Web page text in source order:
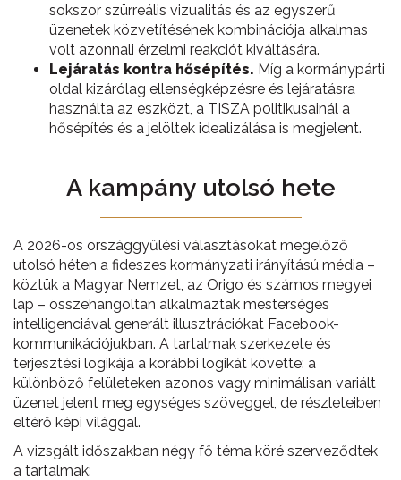
sokszor szürreális vizualitás és az egyszerű
üzenetek közvetítésének kombinációja alkalmas
volt azonnali érzelmi reakciót kiváltására.
Lejáratás kontra hősépítés. Míg a kormánypárti
oldal kizárólag ellenségképzésre és lejáratásra
használta az eszközt, a TISZA politikusainál a
hősépítés és a jelöltek idealizálása is megjelent.
A kampány utolsó hete
A 2026-os országgyűlési választásokat megelőző
utolsó héten a fideszes kormányzati irányítású média –
köztük a Magyar Nemzet, az Origo és számos megyei
lap – összehangoltan alkalmaztak mesterséges
intelligenciával generált illusztrációkat Facebook-
kommunikációjukban. A tartalmak szerkezete és
terjesztési logikája a korábbi logikát követte: a
különböző felületeken azonos vagy minimálisan variált
üzenet jelent meg egységes szöveggel, de részleteiben
eltérő képi világgal.
A vizsgált időszakban négy fő téma köré szerveződtek
a tartalmak: